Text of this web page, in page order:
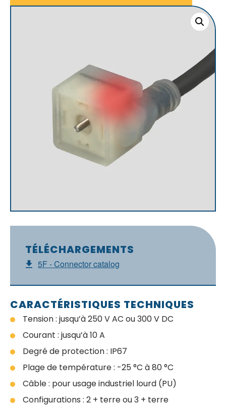
TÉLÉCHARGEMENTS
5F - Connector catalog
CARACTÉRISTIQUES TECHNIQUES
Tension : jusqu’à 250 V AC ou 300 V DC
Courant : jusqu’à 10 A
Degré de protection : IP67
Plage de température : -25 °C à 80 °C
Câble : pour usage industriel lourd (PU)
Configurations : 2 + terre ou 3 + terre